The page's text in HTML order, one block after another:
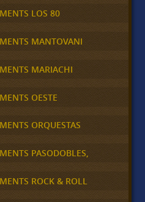
LOS 80
MANTOVANI
MARIACHI
OESTE
ORQUESTAS
PASODOBLES,
ROCK & ROLL